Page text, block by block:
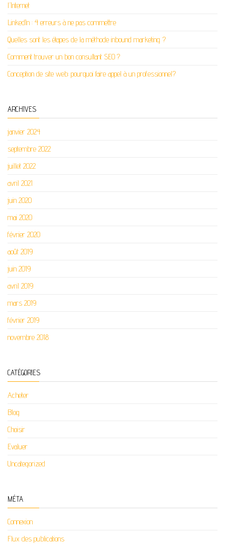
l’Internet
LinkedIn : 4 erreurs à ne pas commettre
Quelles sont les étapes de la méthode inbound marketing ?
Comment trouver un bon consultant SEO ?
Conception de site web: pourquoi faire appel à un professionnel?
ARCHIVES
janvier 2024
septembre 2022
juillet 2022
avril 2021
juin 2020
mai 2020
février 2020
août 2019
juin 2019
avril 2019
mars 2019
février 2019
novembre 2018
CATÉGORIES
Acheter
Blog
Choisir
Evaluer
Uncategorized
MÉTA
Connexion
Flux des publications